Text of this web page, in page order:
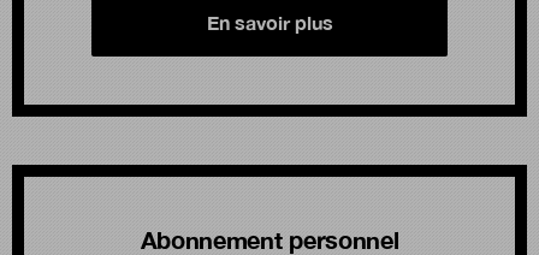
En savoir plus
Abonnement personnel